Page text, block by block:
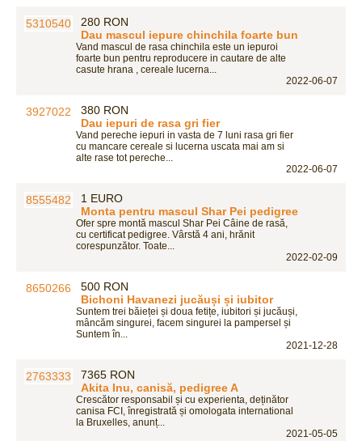
280 RON
Dau mascul iepure chinchila foarte bun
Vand mascul de rasa chinchila este un iepuroi
foarte bun pentru reproducere in cautare de alte
casute hrana , cereale lucerna...
2022-06-07
380 RON
Dau iepuri de rasa gri fier
Vand pereche iepuri in vasta de 7 luni rasa gri fier
cu mancare cereale si lucerna uscata mai am si
alte rase tot pereche...
2022-06-07
1 EURO
Monta pentru mascul Shar Pei pedigree
Ofer spre montă mascul Shar Pei Câine de rasă,
cu certificat pedigree. Vârstă 4 ani, hrănit
corespunzător. Toate...
2022-02-09
500 RON
Bichoni Havanezi jucăuși și iubitor
Suntem trei băieței și doua fetițe, iubitori și jucăuși,
mâncăm singurei, facem singurei la pampersel și
Suntem în...
2021-12-28
7365 RON
Akita Inu, canisă, pedigree A
Crescător responsabil și cu experienta, deținător
canisa FCI, înregistrată și omologata international
la Bruxelles, anunț...
2021-05-05